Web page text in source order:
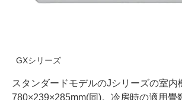
GXシリーズ
スタンダードモデルのJシリーズの室内
780×239×285mm(同)。冷房時の適用畳